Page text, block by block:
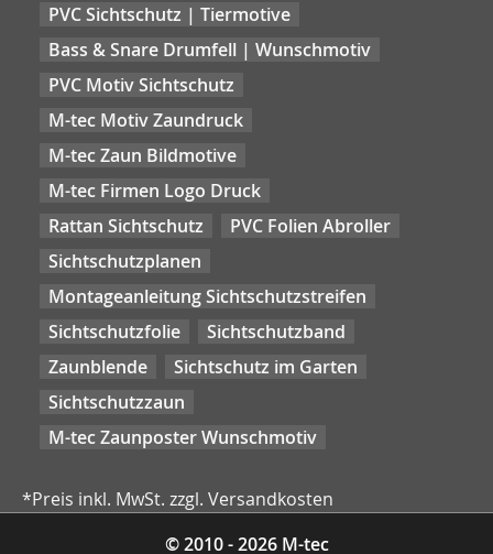
PVC Sichtschutz | Tiermotive
Bass & Snare Drumfell | Wunschmotiv
PVC Motiv Sichtschutz
M-tec Motiv Zaundruck
M-tec Zaun Bildmotive
M-tec Firmen Logo Druck
Rattan Sichtschutz
PVC Folien Abroller
Sichtschutzplanen
Montageanleitung Sichtschutzstreifen
Sichtschutzfolie
Sichtschutzband
Zaunblende
Sichtschutz im Garten
Sichtschutzzaun
M-tec Zaunposter Wunschmotiv
*Preis inkl. MwSt. zzgl. Versandkosten
© 2010 - 2026 M-tec